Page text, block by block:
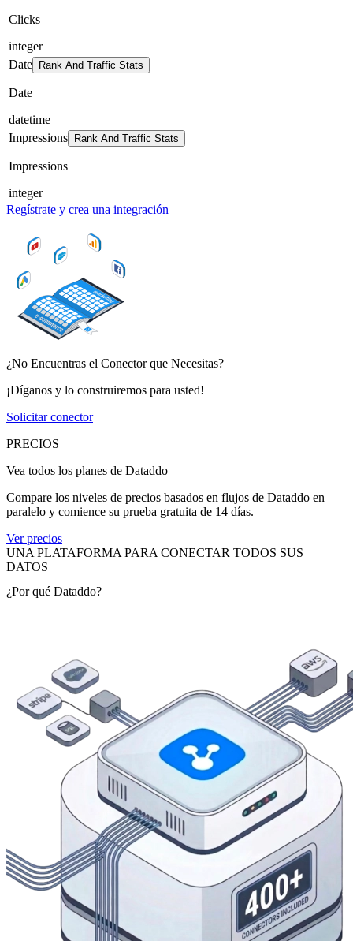
Clicks
integer
Date
Rank And Traffic Stats
Date
datetime
Impressions
Rank And Traffic Stats
Impressions
integer
Regístrate y crea una integración
¿No Encuentras el Conector que Necesitas?
¡Díganos y lo construiremos para usted!
Solicitar conector
PRECIOS
Vea todos los planes de Dataddo
Compare los niveles de precios basados en flujos de Dataddo en
paralelo y comience su prueba gratuita de 14 días.
Ver precios
UNA PLATAFORMA PARA CONECTAR TODOS SUS
DATOS
¿Por qué Dataddo?